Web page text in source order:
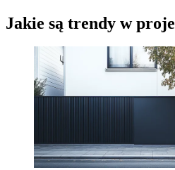
Jakie są trendy w